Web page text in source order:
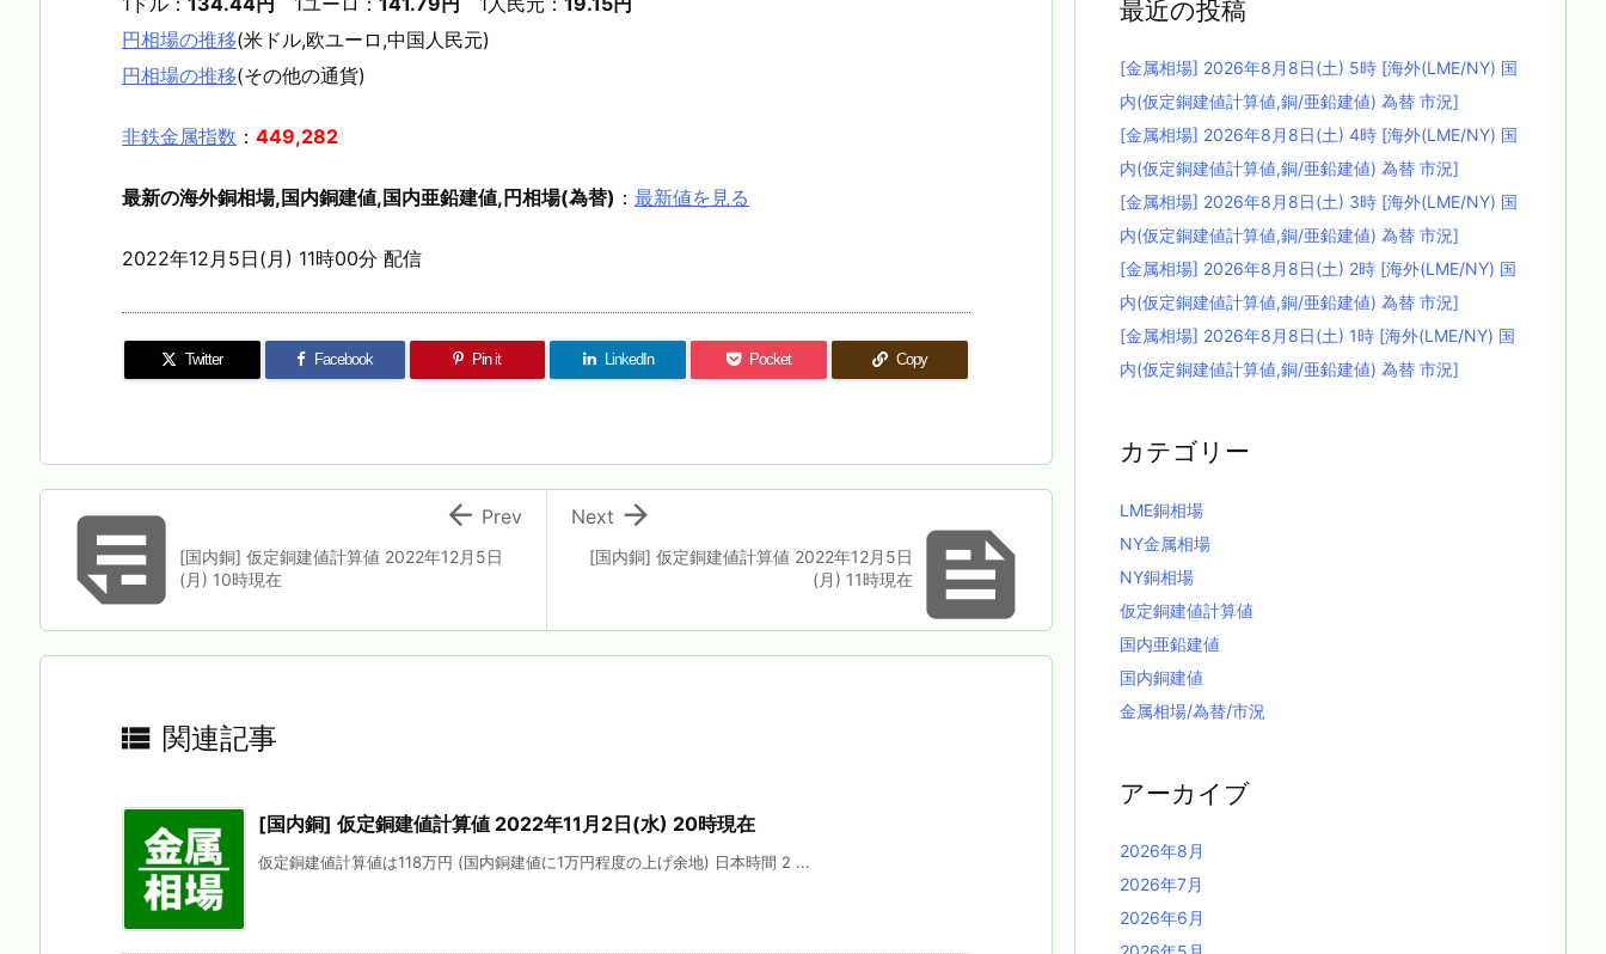
円相場の推移(米ドル,欧ユーロ,中国人民元)
円相場の推移(その他の通貨)
非鉄金属指数 ： 449,282
最新の海外銅相場,国内銅建値,国内亜鉛建値,円相場(為替) ： 最新値を見る
2022年12月5日(月) 11時00分 配信
Twitter Facebook Pin it LinkedIn Pocket Copy

[国内銅] 仮定銅建値計算値 2022年12月5日
(月) 11時現在

Next
[国内銅] 仮定銅建値計算値 2022年12月5日
(月) 10時現在
 Prev
 関連記事
[国内銅] 仮定銅建値計算値 2022年11月2日(水) 20時現在
仮定銅建値計算値は118万円 (国内銅建値に1万円程度の上げ余地) 日本時間 2 ...
最近の投稿
[金属相場] 2026年8月8日(土) 5時 [海外(LME/NY) 国
内(仮定銅建値計算値,銅/亜鉛建値) 為替 市況]
[金属相場] 2026年8月8日(土) 4時 [海外(LME/NY) 国
内(仮定銅建値計算値,銅/亜鉛建値) 為替 市況]
[金属相場] 2026年8月8日(土) 3時 [海外(LME/NY) 国
内(仮定銅建値計算値,銅/亜鉛建値) 為替 市況]
[金属相場] 2026年8月8日(土) 2時 [海外(LME/NY) 国
内(仮定銅建値計算値,銅/亜鉛建値) 為替 市況]
[金属相場] 2026年8月8日(土) 1時 [海外(LME/NY) 国
内(仮定銅建値計算値,銅/亜鉛建値) 為替 市況]
カテゴリー
LME銅相場
NY金属相場
NY銅相場
仮定銅建値計算値
国内亜鉛建値
国内銅建値
金属相場/為替/市況
アーカイブ
2026年8月
2026年7月
2026年6月